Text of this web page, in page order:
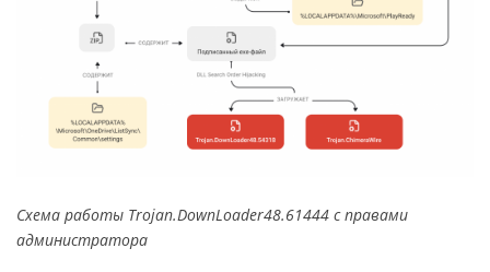
Схема работы Trojan.DownLoader48.61444 с правами
администратора